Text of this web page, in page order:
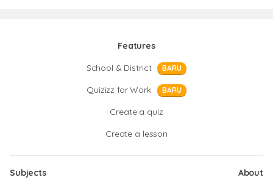
Features
School & District
BARU
Quizizz for Work BARU
Create a quiz
Create a lesson
Subjects
About